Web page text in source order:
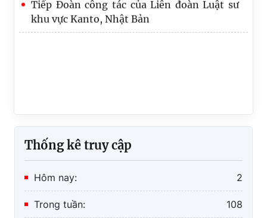
khu vực Kanto, Nhật Bản
Thống kê truy cập
Hôm nay: 2
Trong tuần: 108